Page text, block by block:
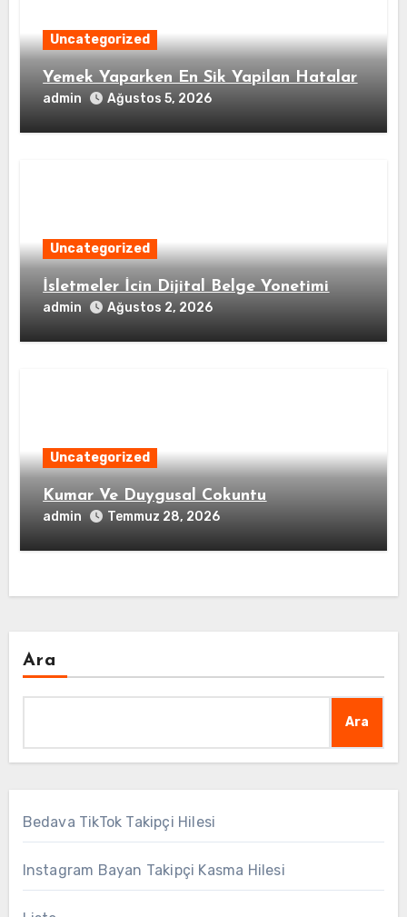
Uncategorized
Yemek Yaparken En Sik Yapilan Hatalar
admin Ağustos 5, 2026
Uncategorized
İsletmeler İcin Dijital Belge Yonetimi
admin Ağustos 2, 2026
Uncategorized
Kumar Ve Duygusal Cokuntu
admin Temmuz 28, 2026
Ara
Ara
Bedava TikTok Takipçi Hilesi
Instagram Bayan Takipçi Kasma Hilesi